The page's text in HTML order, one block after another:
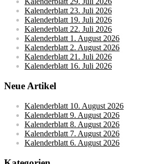
Kalenderblatt 23. Juli 2026
Kalenderblatt 19. Juli 2026
Kalenderblatt 22. Juli 2026
Kalenderblatt 1. August 2026
Kalenderblatt 2. August 2026
Kalenderblatt 21. Juli 2026
Kalenderblatt 16. Juli 2026
Neue Artikel
Kalenderblatt 10. August 2026
Kalenderblatt 9. August 2026
Kalenderblatt 8. August 2026
Kalenderblatt 7. August 2026
Kalenderblatt 6. August 2026